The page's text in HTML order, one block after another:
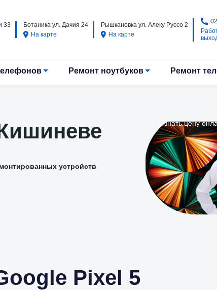
33
Ботаника ул. Дачия 24
На карте
Рышкановка ул. Алеку Руссо 2
На карте
Ремонт ноутбуков Ремонт
устройств
Узнать цену
Pixel 5